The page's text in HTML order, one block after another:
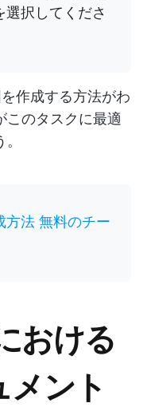
選択してくださ
作成する方法がわ
このタスクに最適
方法 無料のチー
おける
ント